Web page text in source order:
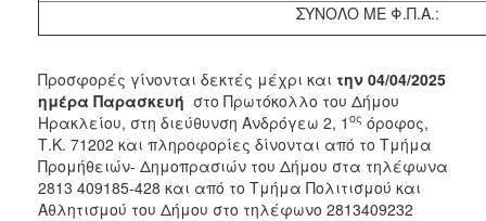
ΣΥΝΟΛΟ ΜΕ Φ.Π.Α.:
Προσφορές γίνονται δεκτές μέχρι και την 04/04/2025
ημέρα Παρασκευή στο Πρωτόκολλο του Δήμου
Ηρακλείου, στη διεύθυνση Ανδρόγεω 2, 1 ος όροφος,
Τ.Κ. 71202 και πληροφορίες δίνονται από το Τμήμα
Προμήθειών- Δημοπρασιών του Δήμου στα τηλέφωνα
2813 409185-428 και από το Τμήμα Πολιτισμού και
Αθλητισμού του Δήμου στο τηλέφωνο 2813409232